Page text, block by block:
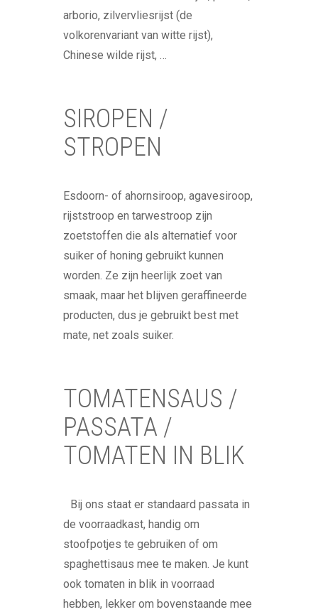
arborio, zilvervliesrijst (de
volkorenvariant van witte rijst),
Chinese wilde rijst, …
SIROPEN /
STROPEN
Esdoorn- of ahornsiroop, agavesiroop,
rijststroop en tarwestroop zijn
zoetstoffen die als alternatief voor
suiker of honing gebruikt kunnen
worden. Ze zijn heerlijk zoet van
smaak, maar het blijven geraffineerde
producten, dus je gebruikt best met
mate, net zoals suiker.
TOMATENSAUS /
PASSATA /
TOMATEN IN BLIK
Bij ons staat er standaard passata in
de voorraadkast, handig om
stoofpotjes te gebruiken of om
spaghettisaus mee te maken. Je kunt
ook tomaten in blik in voorraad
hebben, lekker om bovenstaande mee